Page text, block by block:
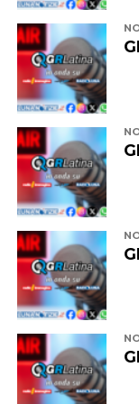
Munito di un
a quella
cantanti più
a Magdalen
Guildhall School
Italia scelto da